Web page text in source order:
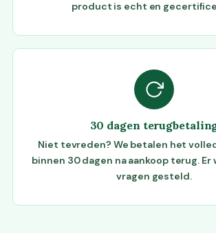
product is echt en
30 dagen
Niet tevreden? We betalen het
binnen 30 dagen na aankoop terug. Er
vragen gesteld.